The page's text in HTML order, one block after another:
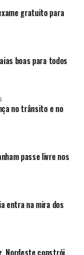
gratuito para
boas para todos
no trânsito e no
passe livre nos
entra na mira dos